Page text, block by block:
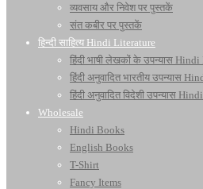
व्यवसाय और निवेश पर पुस्तकें
संत कबीर पर पुस्तकें
हिन्दी साहित्य Hindi Literature
हिंदी भाषी लेखकों के उपन्यास
हिंदी अनुवादित भारतीय उपन्यास
हिंदी अनुवादित विदेशी उपन्यास
Wholesale
Hindi Books
English Books
T-Shirt
Fancy Items